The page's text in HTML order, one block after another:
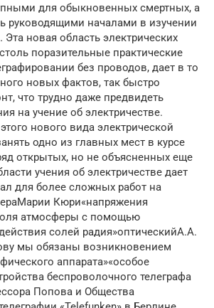
для обыкновенных смертных, а
руководящими началами в изучении
Эта новая область электрических
поразительные практические
без проводов, дает в то
новых фактов, так быстро
что трудно даже предвидеть
на учение об электричестве.
нового вида электрической
одно из главных мест в курсе
открытых, но не объясненных еще
учения об электричестве дает
для более сложных работ на
Кюри«напряжения
атмосферы с помощью
солей радия»оптическийА.А.
мы обязаны возникновением
аппарата»«особое
беспроволочного телеграфа
Попова и Общества